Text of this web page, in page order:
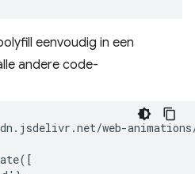
eenvoudig in een
andere code-
web-